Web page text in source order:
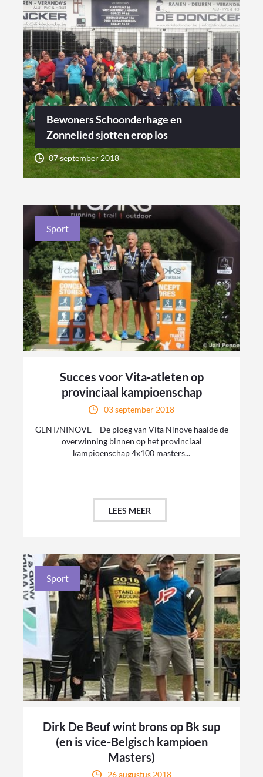
Bewoners Schoonderhage en
Zonnelied sjotten erop los
07 september 2018
Sport
Succes voor Vita-atleten op
provinciaal kampioenschap
03 september 2018
GENT/NINOVE – De ploeg van Vita Ninove haalde de
overwinning binnen op het provinciaal
kampioenschap 4x100 masters...
LEES MEER
Sport
Dirk De Beuf wint brons op Bk sup
(en is vice-Belgisch kampioen
Masters)
26 augustus 2018